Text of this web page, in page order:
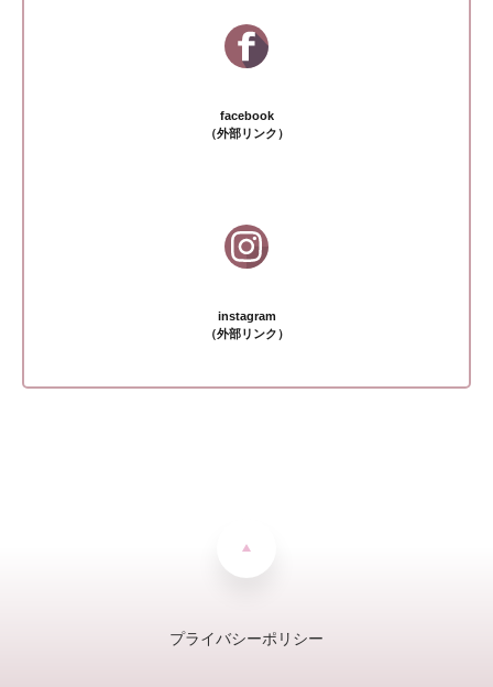
facebook
（外部リンク）
instagram
（外部リンク）
プライバシーポリシー